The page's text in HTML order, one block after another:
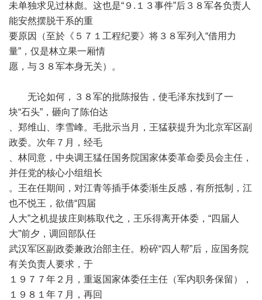
未单独求见过林彪。这也是“９.１３事件”后３８军各负责人
能安然摆脱干系的重
要原因（至於《５７１工程纪要》将３８军列入“借用力
量”，仅是林立果一厢情
愿，与３８军本身无关）。
无论如何，３８军的批陈报告，使毛泽东找到了一
块“石头”，砸向了陈伯达
、郑维山、李雪峰。毛批示当月，王猛获提升为北京军区副
政委。次年７月，经毛
、林同意，中央调王猛任国务院国家体委革命委员会主任，
并任党的核心小组组长
。王在任期间，对江青等插手体委渐生反感，有所抵制，江
也不悦王，欲借“四届
人大”之机提拔庄则栋取代之，王乐得离开体委，“四届人
大”前夕，调回部队任
武汉军区副政委兼政治部主任。粉碎“四人帮”后，应国务院
有关负责人要求，于
１９７７年２月，重返国家体委任主任（军内职务保留），
１９８１年７月，再回